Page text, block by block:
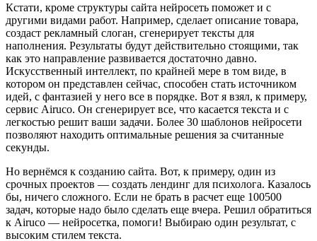
Кстати, кроме структуры сайта нейросеть поможет и с
другими видами работ. Например, сделает описание товара,
создаст рекламный слоган, сгенерирует тексты для
наполнения. Результаты будут действительно стоящими, так
как это направление развивается достаточно давно.
Искусственный интеллект, по крайней мере в том виде, в
котором он представлен сейчас, способен стать источником
идей, с фантазией у него все в порядке. Вот я взял, к примеру,
сервис Airuco. Он сгенерирует все, что касается текста и с
легкостью решит ваши задачи. Более 30 шаблонов нейросети
позволяют находить оптимальные решения за считанные
секунды.
Но вернёмся к созданию сайта. Вот, к примеру, один из
срочных проектов — создать лендинг для психолога. Казалось
бы, ничего сложного. Если не брать в расчет еще 100500
задач, которые надо было сделать еще вчера. Решил обратиться
к Airuco — нейросетка, помоги! Выбираю один результат, с
высоким стилем текста.